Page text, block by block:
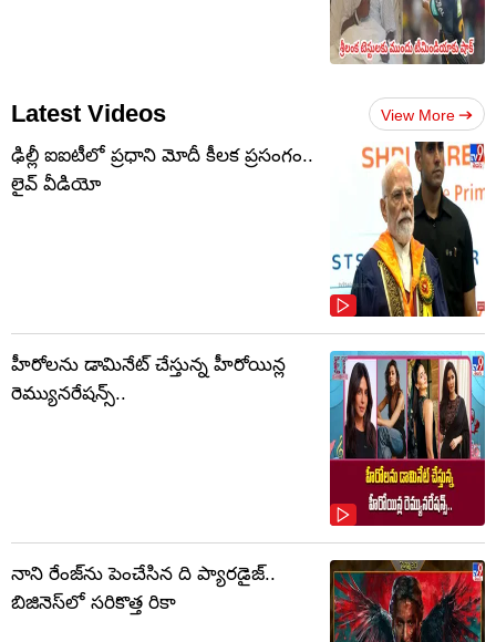
Latest Videos View More
ఢిల్లీ ఐఐటీలో ప్రధాని మోదీ కీలక ప్రసంగం..
లైవ్ వీడియో
హీరోలను డామినేట్ చేస్తున్న హీరోయిన్ల
రెమ్యునరేషన్స్..
నాని రేంజ్‌ను పెంచేసిన ది ప్యారడైజ్..
బిజినెస్‌లో సరికొత్త రికా